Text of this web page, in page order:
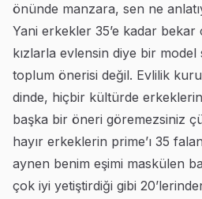
önünde manzara, sen ne
Yani erkekler 35’e kadar
kızlarla evlensin diye bir
toplum önerisi değil. Evlilik
dinde, hiçbir kültürde
başka bir öneri göremezsiniz
hayır erkeklerin prime’ı 35
aynen benim eşimi maskülen
çok iyi yetiştirdiği gibi